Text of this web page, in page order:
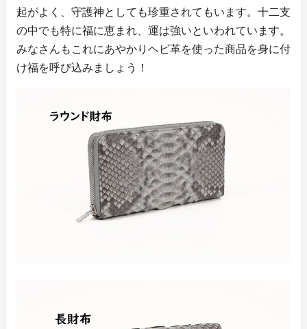
起がよく、守護神としても珍重されてもいます。十二支
の中でも特に福に恵まれ、運は強いといわれています。
みなさんもこれにあやかりヘビ革を使った商品を身に付
け福を呼び込みましょう！